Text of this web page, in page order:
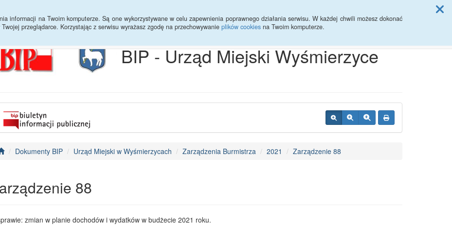
informacji na Twoim komputerze. Są one wykorzystywane w celu zapewnienia poprawnego działania serwisu. W każdej chwili możesz dokonać
przeglądarce. Korzystając z serwisu wyrażasz zgodę na przechowywanie plików cookies na Twoim komputerze.
Przycisk wyszukaj duży
BIP - Urząd Miejski Wyśmierzyce
Dokumenty BIP Urząd Miejski w Wyśmierzycach Zarządzenia Burmistrza 2021 Zarządzenie 88
88
zmian w planie dochodów i wydatków w budżecie 2021 roku.